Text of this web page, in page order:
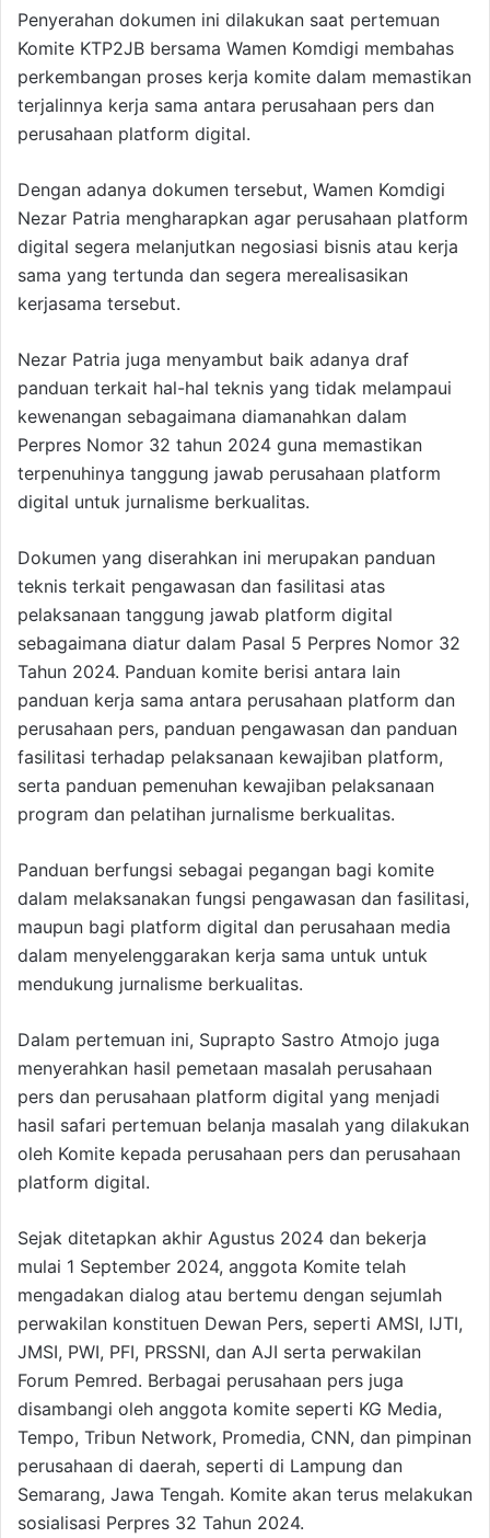
Penyerahan dokumen ini dilakukan saat pertemuan
Komite KTP2JB bersama Wamen Komdigi membahas
perkembangan proses kerja komite dalam memastikan
terjalinnya kerja sama antara perusahaan pers dan
perusahaan platform digital.
Dengan adanya dokumen tersebut, Wamen Komdigi
Nezar Patria mengharapkan agar perusahaan platform
digital segera melanjutkan negosiasi bisnis atau kerja
sama yang tertunda dan segera merealisasikan
kerjasama tersebut.
Nezar Patria juga menyambut baik adanya draf
panduan terkait hal-hal teknis yang tidak melampaui
kewenangan sebagaimana diamanahkan dalam
Perpres Nomor 32 tahun 2024 guna memastikan
terpenuhinya tanggung jawab perusahaan platform
digital untuk jurnalisme berkualitas.
Dokumen yang diserahkan ini merupakan panduan
teknis terkait pengawasan dan fasilitasi atas
pelaksanaan tanggung jawab platform digital
sebagaimana diatur dalam Pasal 5 Perpres Nomor 32
Tahun 2024. Panduan komite berisi antara lain
panduan kerja sama antara perusahaan platform dan
perusahaan pers, panduan pengawasan dan panduan
fasilitasi terhadap pelaksanaan kewajiban platform,
serta panduan pemenuhan kewajiban pelaksanaan
program dan pelatihan jurnalisme berkualitas.
Panduan berfungsi sebagai pegangan bagi komite
dalam melaksanakan fungsi pengawasan dan fasilitasi,
maupun bagi platform digital dan perusahaan media
dalam menyelenggarakan kerja sama untuk untuk
mendukung jurnalisme berkualitas.
Dalam pertemuan ini, Suprapto Sastro Atmojo juga
menyerahkan hasil pemetaan masalah perusahaan
pers dan perusahaan platform digital yang menjadi
hasil safari pertemuan belanja masalah yang dilakukan
oleh Komite kepada perusahaan pers dan perusahaan
platform digital.
Sejak ditetapkan akhir Agustus 2024 dan bekerja
mulai 1 September 2024, anggota Komite telah
mengadakan dialog atau bertemu dengan sejumlah
perwakilan konstituen Dewan Pers, seperti AMSI, IJTI,
JMSI, PWI, PFI, PRSSNI, dan AJI serta perwakilan
Forum Pemred. Berbagai perusahaan pers juga
disambangi oleh anggota komite seperti KG Media,
Tempo, Tribun Network, Promedia, CNN, dan pimpinan
perusahaan di daerah, seperti di Lampung dan
Semarang, Jawa Tengah. Komite akan terus melakukan
sosialisasi Perpres 32 Tahun 2024.